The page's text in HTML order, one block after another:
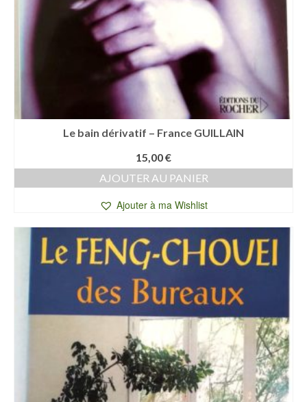
Le bain dérivatif – France GUILLAIN
15,00€
AJOUTER AU PANIER
Ajouter à ma Wishlist